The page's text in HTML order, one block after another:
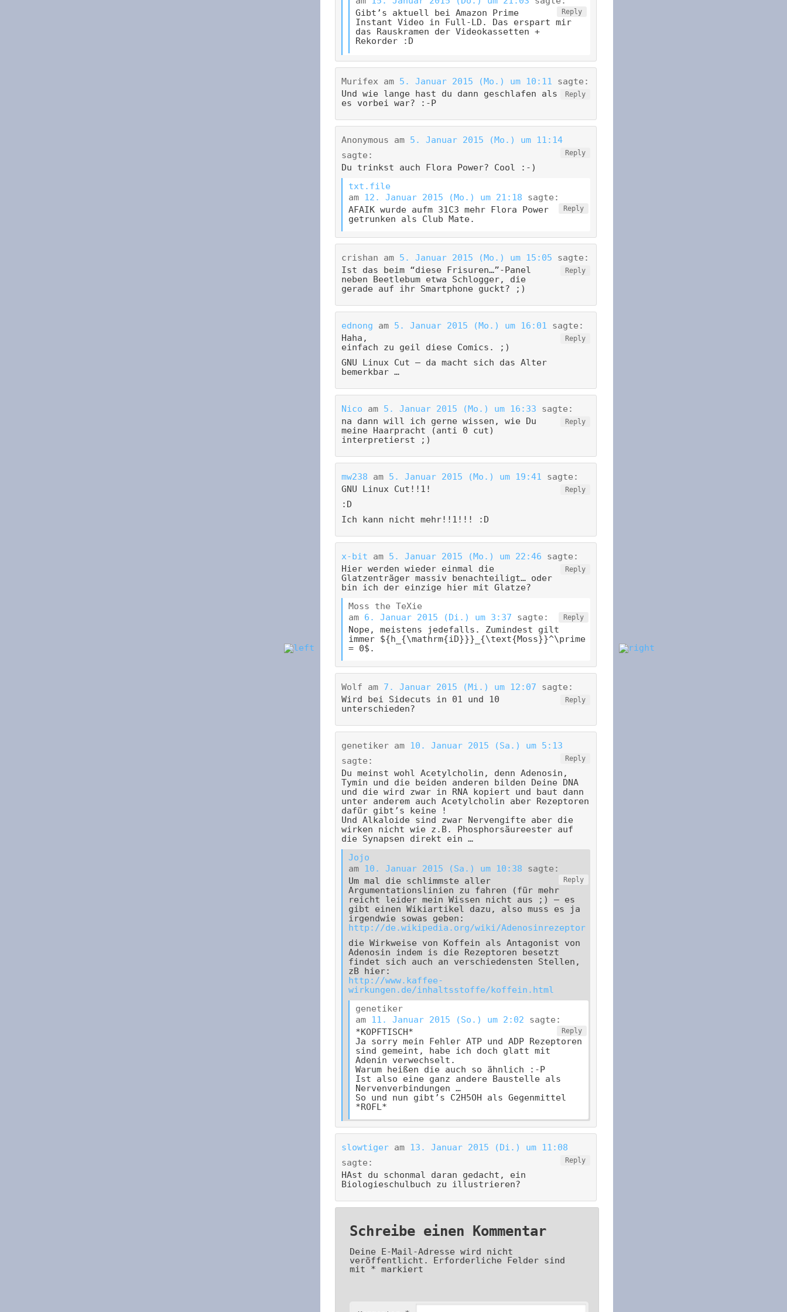
Reply
Gibt’s aktuell bei Amazon Prime
Instant Video in Full-LD. Das erspart mir
das Rauskramen der Videokassetten +
Rekorder :D
Murifex am 5. Januar 2015 (Mo.) um 10:11 sagte:
Reply
Und wie lange hast du dann geschlafen als
es vorbei war? :-P
Anonymous am 5. Januar 2015 (Mo.) um 11:14
sagte:
Reply
Du trinkst auch Flora Power? Cool :-)
txt.file
am 12. Januar 2015 (Mo.) um 21:18 sagte:
Reply
AFAIK wurde aufm 31C3 mehr Flora Power
getrunken als Club Mate.
crishan am 5. Januar 2015 (Mo.) um 15:05 sagte:
Reply
Ist das beim “diese Frisuren…”-Panel
neben Beetlebum etwa Schlogger, die
gerade auf ihr Smartphone guckt? ;)
ednong am 5. Januar 2015 (Mo.) um 16:01 sagte:
Reply
Haha,
einfach zu geil diese Comics. ;)
GNU Linux Cut – da macht sich das Alter
bemerkbar …
Nico am 5. Januar 2015 (Mo.) um 16:33 sagte:
Reply
na dann will ich gerne wissen, wie Du
meine Haarpracht (anti 0 cut)
interpretierst ;)
mw238 am 5. Januar 2015 (Mo.) um 19:41 sagte:
Reply
GNU Linux Cut!!1!
:D
Ich kann nicht mehr!!1!!! :D
x-bit am 5. Januar 2015 (Mo.) um 22:46 sagte:
Reply
Hier werden wieder einmal die
Glatzenträger massiv benachteiligt… oder
bin ich der einzige hier mit Glatze?
Moss the TeXie
am 6. Januar 2015 (Di.) um 3:37 sagte: Reply
Nope, meistens jedefalls. Zumindest gilt
immer ${h_{\mathrm{iD}}}_{\text{Moss}}^\prime
= 0$.
Wolf am 7. Januar 2015 (Mi.) um 12:07 sagte:
Reply
Wird bei Sidecuts in 01 und 10
unterschieden?
genetiker am 10. Januar 2015 (Sa.) um 5:13
sagte:
Reply
Du meinst wohl Acetylcholin, denn Adenosin,
Tymin und die beiden anderen bilden Deine DNA
und die wird zwar in RNA kopiert und baut dann
unter anderem auch Acetylcholin aber Rezeptoren
dafür gibt’s keine !
Und Alkaloide sind zwar Nervengifte aber die
wirken nicht wie z.B. Phosphorsäureester auf
die Synapsen direkt ein …
Jojo
am 10. Januar 2015 (Sa.) um 10:38 sagte:
Reply
Um mal die schlimmste aller
Argumentationslinien zu fahren (für mehr
reicht leider mein Wissen nicht aus ;) – es
gibt einen Wikiartikel dazu, also muss es ja
irgendwie sowas geben:
http://de.wikipedia.org/wiki/Adenosinrezeptor
die Wirkweise von Koffein als Antagonist von
Adenosin indem is die Rezeptoren besetzt
findet sich auch an verschiedensten Stellen,
zB hier:
http://www.kaffee-
wirkungen.de/inhaltsstoffe/koffein.html
genetiker
am 11. Januar 2015 (So.) um 2:02 sagte:
Reply
*KOPFTISCH*
Ja sorry mein Fehler ATP und ADP Rezeptoren
sind gemeint, habe ich doch glatt mit
Adenin verwechselt.
Warum heißen die auch so ähnlich :-P
Ist also eine ganz andere Baustelle als
Nervenverbindungen …
So und nun gibt’s C2H5OH als Gegenmittel
*ROFL*
slowtiger am 13. Januar 2015 (Di.) um 11:08
sagte:
Reply
HAst du schonmal daran gedacht, ein
Biologieschulbuch zu illustrieren?
Schreibe einen Kommentar
Deine E-Mail-Adresse wird nicht
veröffentlicht.
Erforderliche Felder sind
mit * markiert